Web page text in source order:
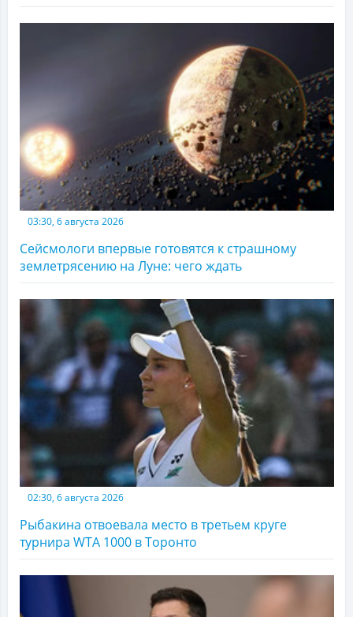
03:30, 6 августа 2026
Сейсмологи впервые готовятся к страшному
землетрясению на Луне: чего ждать
02:30, 6 августа 2026
Рыбакина отвоевала место в третьем круге
турнира WTA 1000 в Торонто